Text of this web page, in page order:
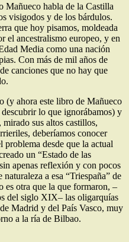
Mañueco habla de la Castilla
visigodos y de los bárdulos.
que hoy pisamos, moldeada
el ancestralismo europeo, y en
Media como una nación
Con más de mil años de
canciones que no hay que
(y ahora este libro de Mañueco
lo que ignorábamos) y
mirado sus altos castillos,
deberíamos conocer
desde que la actual
un “Estado de las
apenas reflexión y con pocos
a esa “Triespaña” de
es otra que la que formaron, –
del siglo XIX– las oligarquías
Madrid y del País Vasco, muy
a la ría de Bilbao.